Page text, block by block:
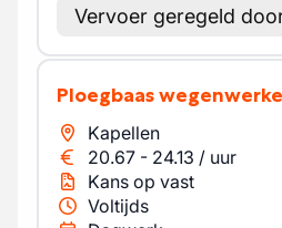
Vervoer geregeld
Ploegbaas
Kapellen
20.67 - 24.13 / uur
Kans op vast
Voltijds